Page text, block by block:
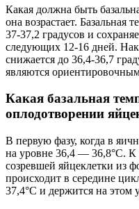
Какая должна быть
она возрастает. Базальная
37-37,2 градусов и
следующих 12-16 дней.
снижается до 36,4-36,7
являются
Какая базальная
оплодотворении
В первую фазу, когда в
на уровне 36,4 — 36,8°С. К
созревшей яйцеклетки из
происходит в середине
37,4°С и держится на этом